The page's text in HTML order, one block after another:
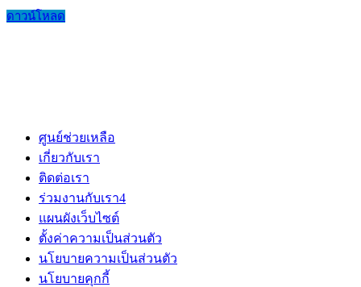
ดาวน์โหลด
ศูนย์ช่วยเหลือ
เกี่ยวกับเรา
ติดต่อเรา
ร่วมงานกับเรา4
แผนผังเว็บไซต์
ตั้งค่าความเป็นส่วนตัว
นโยบายความเป็นส่วนตัว
นโยบายคุกกี้